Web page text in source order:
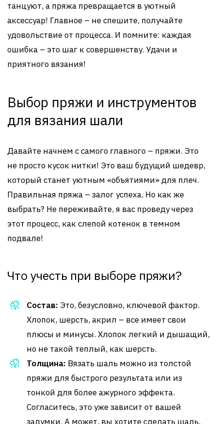
танцуют, а пряжа превращается в уютный
аксессуар! Главное – не спешите, получайте
удовольствие от процесса. И помните: каждая
ошибка – это шаг к совершенству. Удачи и
приятного вязания!
Выбор пряжи и инструментов
для вязания шали
Давайте начнем с самого главного – пряжи. Это
не просто кусок нитки! Это ваш будущий шедевр,
который станет уютным «объятиями» для плеч.
Правильная пряжа – залог успеха. Но как же
выбрать? Не переживайте, я вас проведу через
этот процесс, как слепой котенок в темном
подвале!
Что учесть при выборе пряжи?
Состав: Это, безусловно, ключевой фактор.
Хлопок, шерсть, акрил – все имеет свои
плюсы и минусы. Хлопок легкий и дышащий,
но не такой теплый, как шерсть.
Толщина: Вязать шаль можно из толстой
пряжи для быстрого результата или из
тонкой для более ажурного эффекта.
Согласитесь, это уже зависит от вашей
задумки. А может, вы хотите сделать шаль,